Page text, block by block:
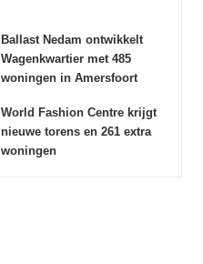
Ballast Nedam ontwikkelt
Wagenkwartier met 485
woningen in Amersfoort
World Fashion Centre krijgt
nieuwe torens en 261 extra
woningen